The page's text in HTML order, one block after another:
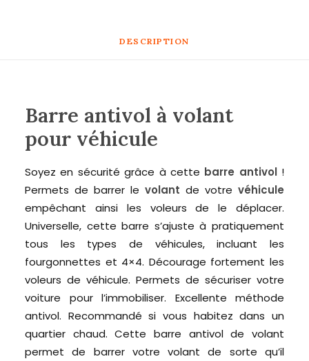
DESCRIPTION
Barre antivol à volant
pour véhicule
Soyez en sécurité grâce à cette barre antivol!
Permets de barrer le volant de votre véhicule
empêchant ainsi les voleurs de le déplacer.
Universelle, cette barre s’ajuste à pratiquement
tous les types de véhicules, incluant les
fourgonnettes et 4×4. Décourage fortement les
voleurs de véhicule. Permets de sécuriser votre
voiture pour l’immobiliser. Excellente méthode
antivol. Recommandé si vous habitez dans un
quartier chaud. Cette barre antivol de volant
permet de barrer votre volant de sorte qu’il